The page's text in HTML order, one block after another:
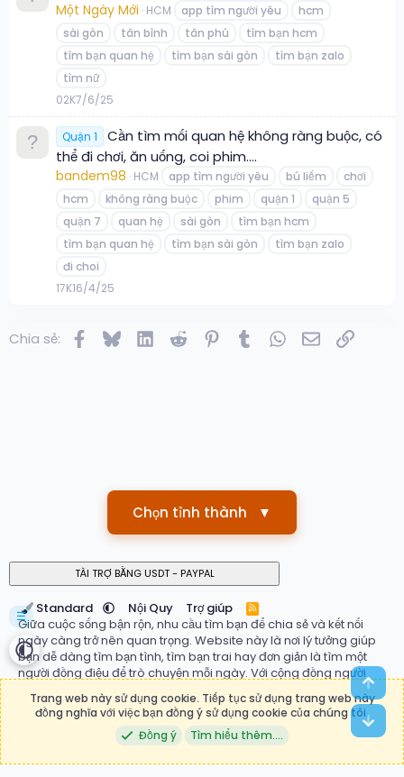
Một Ngày Mới HCM app tìm người yêu
hcm
sài gòn
tân bình tân phú
tìm bạn hcm
tìm bạn quan hệ
tìm bạn sài gòn
tìm bạn zalo
tìm nữ
02K7/6/25
Quận 1
Cần tìm mối quan hệ không ràng buộc, có
thể đi chơi, ăn uống, coi phim….
bandem98 HCM app tìm người yêu bú liếm
chơi
hcm
không ràng buộc phim quận 1
quận 5
quận 7
quan hệ sài gòn
tìm bạn hcm
tìm bạn quan hệ
tìm bạn sài gòn
tìm bạn zalo
đi choi
17K16/4/25
Chia sẻ: Facebook
BlueskyLinkedInReddit Pinterest
Tumblr WhatsApp
EmailLink
Chọn tỉnh thành ▼
Standard Nội Quy Trợ giúp
R
S
S
Giữa cuộc sống bận rộn, nhu cầu tìm bạn để chia sẻ và kết nối
ngày càng trở nên quan trọng. Website này là nơi lý tưởng giúp
bạn dễ dàng tìm bạn tình, tìm bạn trai hay đơn giản là tìm một
người đồng điệu để trò chuyện mỗi ngày. Với cộng đồng người
dùng đa dạng, hệ thống ghép đôi thông minh và giao diện thân
thiện, bạn có thể nhanh chóng tìm thấy mối quan hệ phù hợp với
mong muốn của mình. Đừng ngần ngại bắt đầu hành trình kết nối
ngay hôm nay tại tìm bạn, nơi những mối duyên mới bắt đầu.
Trang web này sử dụng cookie. Tiếp tục sử dụng trang web này
đồng nghĩa với việc bạn đồng ý sử dụng cookie của chúng tôi.
Đồng ý
Tìm hiểu thêm.…
Top
☰